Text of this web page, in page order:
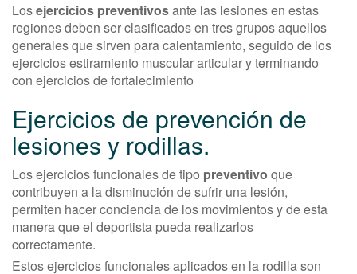
Losejercicios preventivosante las lesiones en estas
regiones deben ser clasificados en tres grupos aquellos
generales que sirven para calentamiento, seguido de los
ejercicios estiramiento muscular articular y terminando
con ejercicios de fortalecimiento
Ejercicios de prevención de
lesiones y rodillas.
Los ejercicios funcionales de tipo preventivo que
contribuyen a la disminución de sufrir una lesión,
permiten hacer conciencia de los movimientos y de esta
manera que el deportista pueda realizarlos
correctamente.
Estos ejercicios funcionales aplicados en la rodilla son